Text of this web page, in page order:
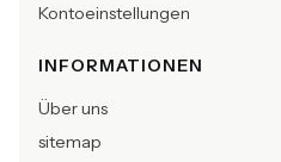
Kontoeinstellungen
INFORMATIONEN
Über uns
sitemap